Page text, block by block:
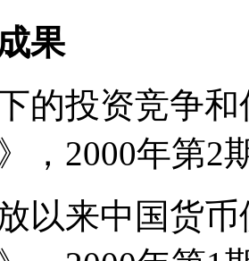
果
下的投资竞争
，2000年第2
放以来中国货